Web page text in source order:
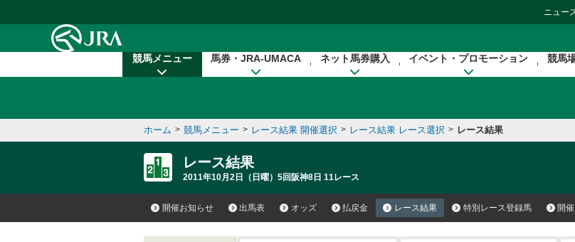
ニュー
競馬メニュー 馬券・JRA-UMACA ネット馬券購入 イベント・プロモーション 競馬
ホーム > 競馬メニュー > レース結果 開催選択 > レース結果 レース選択 > レース結果
レース結果
2011年10月2日（日曜）5回阪神8日 11レース
開催お知らせ 出馬表 オッズ 払戻金 レース結果 特別レース登録馬 開